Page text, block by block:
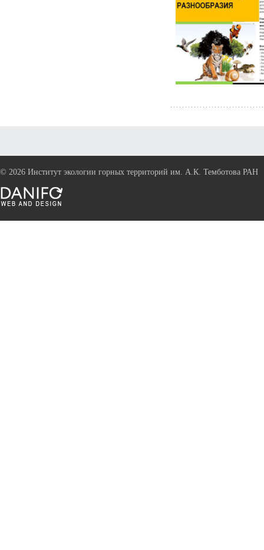
© 2026 Институт экологии горных территорий им. А.К. Темботова РАН